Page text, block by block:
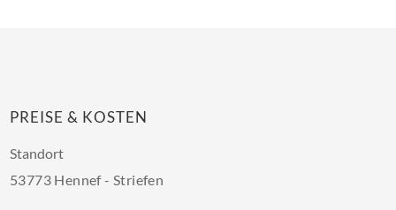
PREISE & KOSTEN
Standort
53773 Hennef - Striefen